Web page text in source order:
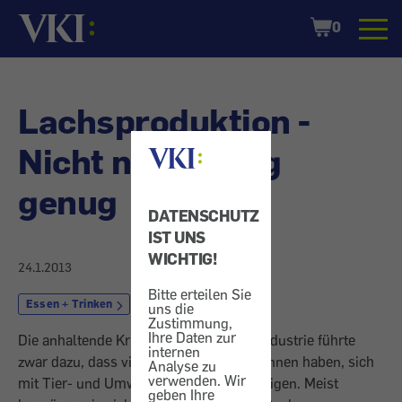
DATENSCHUTZ
IST UNS
WICHTIG!
Bitte erteilen Sie
uns die
Zustimmung,
Ihre Daten zur
internen
Analyse zu
verwenden. Wir
geben Ihre
Startseite
Shopping
Cart
0
Lachsproduktion -
Nicht nachhaltig
genug
24.1.2013
Essen + Trinken Fisch
Die anhaltende Kritik an der Fischerei-Industrie führte
zwar dazu, dass viele Produzenten begonnen haben, sich
mit Tier- und Umweltschutz zu beschäftigen. Meist